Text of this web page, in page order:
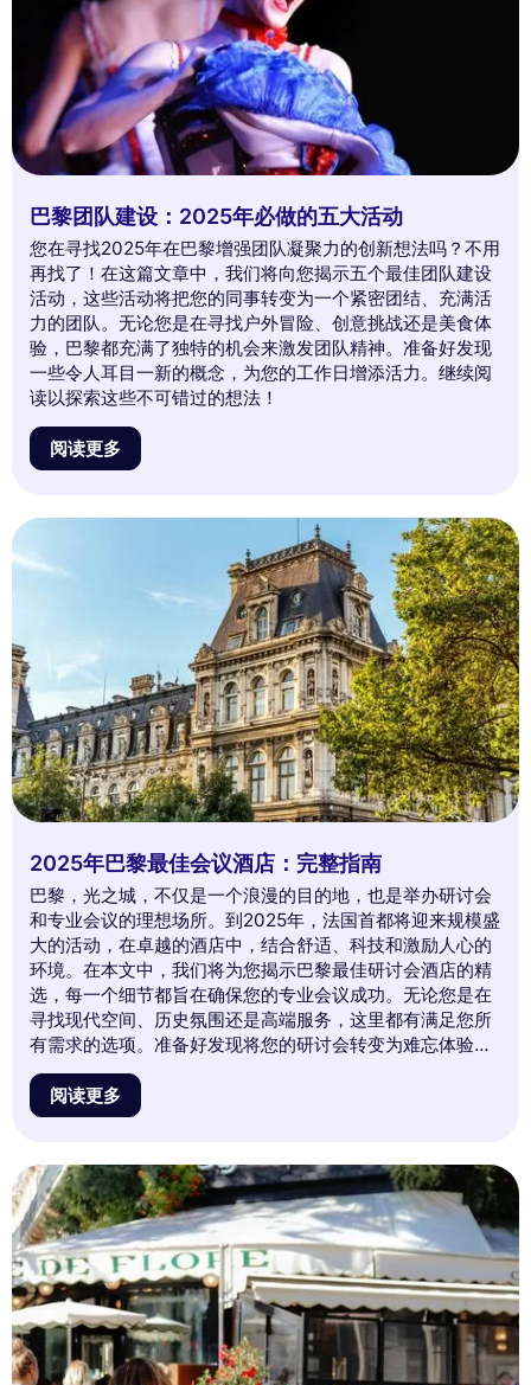
巴黎团队建设：2025年必做的五大活动
您在寻找2025年在巴黎增强团队凝聚力的创新想法吗？不用
再找了！在这篇文章中，我们将向您揭示五个最佳团队建设
活动，这些活动将把您的同事转变为一个紧密团结、充满活
力的团队。无论您是在寻找户外冒险、创意挑战还是美食体
验，巴黎都充满了独特的机会来激发团队精神。准备好发现
一些令人耳目一新的概念，为您的工作日增添活力。继续阅
读以探索这些不可错过的想法！
阅读更多
2025年巴黎最佳会议酒店：完整指南
巴黎，光之城，不仅是一个浪漫的目的地，也是举办研讨会
和专业会议的理想场所。到2025年，法国首都将迎来规模盛
大的活动，在卓越的酒店中，结合舒适、科技和激励人心的
环境。在本文中，我们将为您揭示巴黎最佳研讨会酒店的精
选，每一个细节都旨在确保您的专业会议成功。无论您是在
寻找现代空间、历史氛围还是高端服务，这里都有满足您所
有需求的选项。准备好发现将您的研讨会转变为难忘体验的
场所吧！
阅读更多